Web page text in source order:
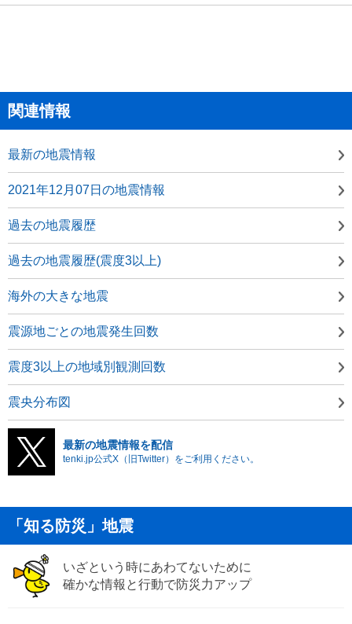
関連情報
最新の地震情報
2021年12月07日の地震情報
過去の地震履歴
過去の地震履歴(震度3以上)
海外の大きな地震
震源地ごとの地震発生回数
震度3以上の地域別観測回数
震央分布図
最新の地震情報を配信
tenki.jp公式X（旧Twitter）をご利用ください。
「知る防災」地震
いざという時にあわてないために
確かな情報と行動で防災力アップ